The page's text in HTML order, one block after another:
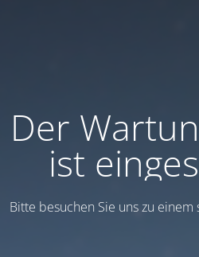
Der
ist
Bitte besuchen Sie uns zu einem